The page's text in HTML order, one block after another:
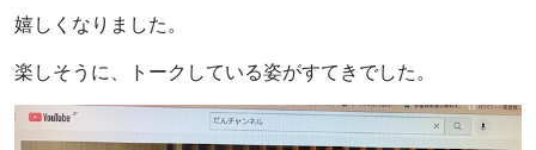
嬉しくなりました。
楽しそうに、トークしている姿がすてきでした。